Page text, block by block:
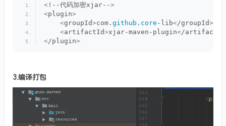
< !--代码加密xjar-->
<plugin>
<groupId>com. github . core -lib</groupId>
<artifactId>xjar-maven-plugin</artifactId
</plugin>
3.编译打包